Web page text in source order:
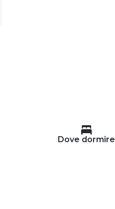
Dove dormire